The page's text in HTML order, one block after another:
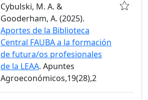
Cybulski, M. A. &
Gooderham, A. (2025).
Aportes de la Biblioteca
Central FAUBA a la formación
de futura/os profesionales
de la LEAA. Apuntes
Agroeconómicos,19(28),2